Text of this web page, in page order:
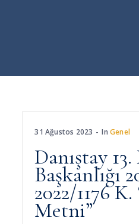
31 Ağustos 2023 InGenel
Danıştay
Başkanlığı
2022/1176
Metni”